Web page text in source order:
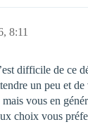
8:11
difficile de ce
un peu et
vous en
choix vous